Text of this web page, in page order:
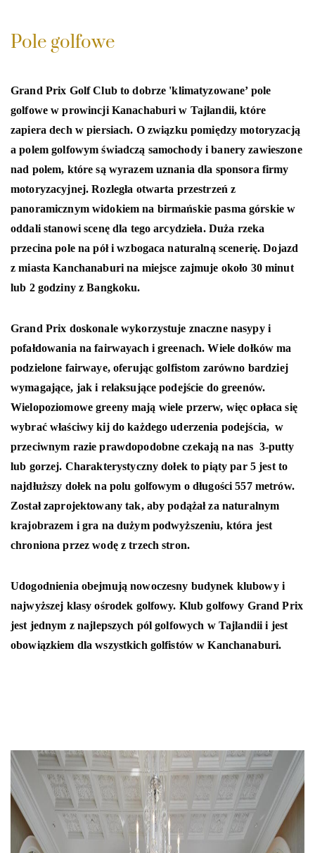
Pole golfowe
Grand Prix Golf Club to dobrze 'klimatyzowane’ pole
golfowe w prowincji Kanachaburi w Tajlandii, które
zapiera dech w piersiach. O związku pomiędzy motoryzacją
a polem golfowym świadczą samochody i banery zawieszone
nad polem, które są wyrazem uznania dla sponsora firmy
motoryzacyjnej. Rozległa otwarta przestrzeń z
panoramicznym widokiem na birmańskie pasma górskie w
oddali stanowi scenę dla tego arcydzieła. Duża rzeka
przecina pole na pół i wzbogaca naturalną scenerię. Dojazd
z miasta Kanchanaburi na miejsce zajmuje około 30 minut
lub 2 godziny z Bangkoku.
Grand Prix doskonale wykorzystuje znaczne nasypy i
pofałdowania na fairwayach i greenach. Wiele dołków ma
podzielone fairwaye, oferując golfistom zarówno bardziej
wymagające, jak i relaksujące podejście do greenów.
Wielopoziomowe greeny mają wiele przerw, więc opłaca się
wybrać właściwy kij do każdego uderzenia podejścia, w
przeciwnym razie prawdopodobne czekają na nas 3-putty
lub gorzej. Charakterystyczny dołek to piąty par 5 jest to
najdłuższy dołek na polu golfowym o długości 557 metrów.
Został zaprojektowany tak, aby podążał za naturalnym
krajobrazem i gra na dużym podwyższeniu, która jest
chroniona przez wodę z trzech stron.
Udogodnienia obejmują nowoczesny budynek klubowy i
najwyższej klasy ośrodek golfowy. Klub golfowy Grand Prix
jest jednym z najlepszych pól golfowych w Tajlandii i jest
obowiązkiem dla wszystkich golfistów w Kanchanaburi.